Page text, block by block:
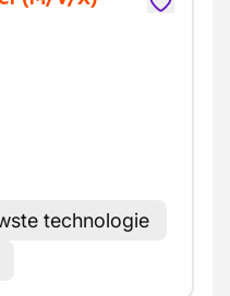
technologie